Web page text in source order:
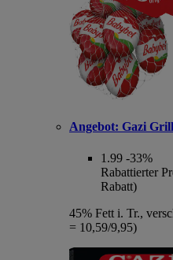
Angebot: Gazi
1.99 -33%
Rabattierter
Rabatt)
45% Fett i. Tr.,
= 10,59/9,95)